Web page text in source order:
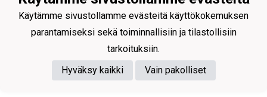
Käytämme sivustollamme evästeitä käyttökokemuksen
parantamiseksi sekä toiminnallisiin ja tilastollisiin
tarkoituksiin.
Hyväksy kaikki
Vain pakolliset